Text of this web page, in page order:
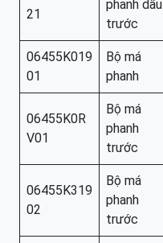
21
phanh dầu
trước
06455K019
01
Bộ má
phanh
06455K0R
V01
Bộ má
phanh
trước
06455K319
02
Bộ má
phanh
trước